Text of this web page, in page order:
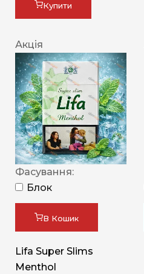
Купити
Акція
Фасування:
Блок
В Кошик
Lifa Super Slims
Menthol